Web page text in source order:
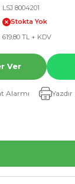
LSJ 8004201
Stokta Yok
619,80 TL + KDV
Ver
Alarmı Yazdır